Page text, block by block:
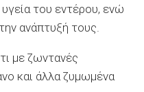
του εντέρου, ενώ
ανάπτυξή τους.
με ζωντανές
και άλλα ζυμωμένα